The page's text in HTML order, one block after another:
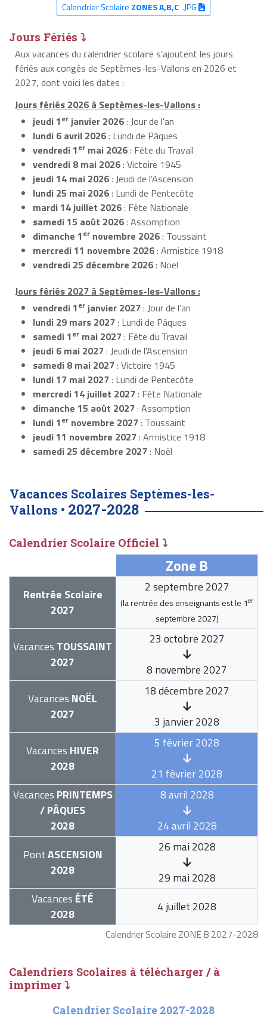
Calendrier Scolaire ZONES A,B,C.JPG
Jours Fériés ⤵
Aux vacances du calendrier scolaire s’ajoutent les jours
fériés aux congés de Septèmes-les-Vallons en 2026 et
2027, dont voici les dates :
Jours fériés 2026 à Septèmes-les-Vallons :
jeudi 1er janvier 2026: Jour de l'an
lundi 6 avril 2026: Lundi de Pâques
vendredi 1er mai 2026: Fête du Travail
vendredi 8 mai 2026: Victoire 1945
jeudi 14 mai 2026: Jeudi de l'Ascension
lundi 25 mai 2026: Lundi de Pentecôte
mardi 14 juillet 2026: Fête Nationale
samedi 15 août 2026: Assomption
dimanche 1er novembre 2026: Toussaint
mercredi 11 novembre 2026: Armistice 1918
vendredi 25 décembre 2026: Noël
Jours fériés 2027 à Septèmes-les-Vallons :
vendredi 1er janvier 2027: Jour de l'an
lundi 29 mars 2027: Lundi de Pâques
samedi 1er mai 2027: Fête du Travail
jeudi 6 mai 2027: Jeudi de l'Ascension
samedi 8 mai 2027: Victoire 1945
lundi 17 mai 2027: Lundi de Pentecôte
mercredi 14 juillet 2027: Fête Nationale
dimanche 15 août 2027: Assomption
lundi 1er novembre 2027: Toussaint
jeudi 11 novembre 2027: Armistice 1918
samedi 25 décembre 2027: Noël
Vacances Scolaires Septèmes-les-
Vallons • 2027-2028
Calendrier Scolaire Officiel ⤵
Calendrier Scolaire ZONE B 2027-2028
Zone B
Rentrée Scolaire
2027
2 septembre 2027
(la rentrée des enseignants est le 1er
septembre 2027)
Vacances TOUSSAINT
2027
23 octobre 2027
8 novembre 2027
Vacances NOËL
2027
18 décembre 2027
3 janvier 2028
Vacances HIVER
2028
5 février 2028
21 février 2028
Vacances PRINTEMPS
/ PÂQUES
2028
8 avril 2028
24 avril 2028
PontASCENSION
2028
26 mai 2028
29 mai 2028
Vacances ÉTÉ
2028
4 juillet 2028
Calendriers Scolaires à télécharger / à
imprimer ⤵
Calendrier Scolaire 2027-2028